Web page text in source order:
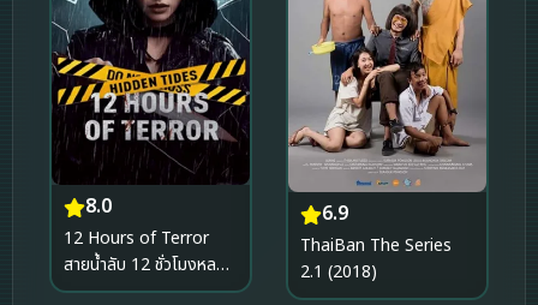
8.0
12 Hours of Terror
สายน้ำลับ 12 ชั่วโมงหลอน
(2025)
6.9
ThaiBan The Series
2.1 (2018)